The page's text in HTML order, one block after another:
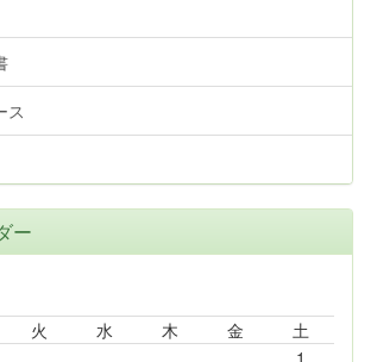
ス
ー
火 水 木 金
土
1